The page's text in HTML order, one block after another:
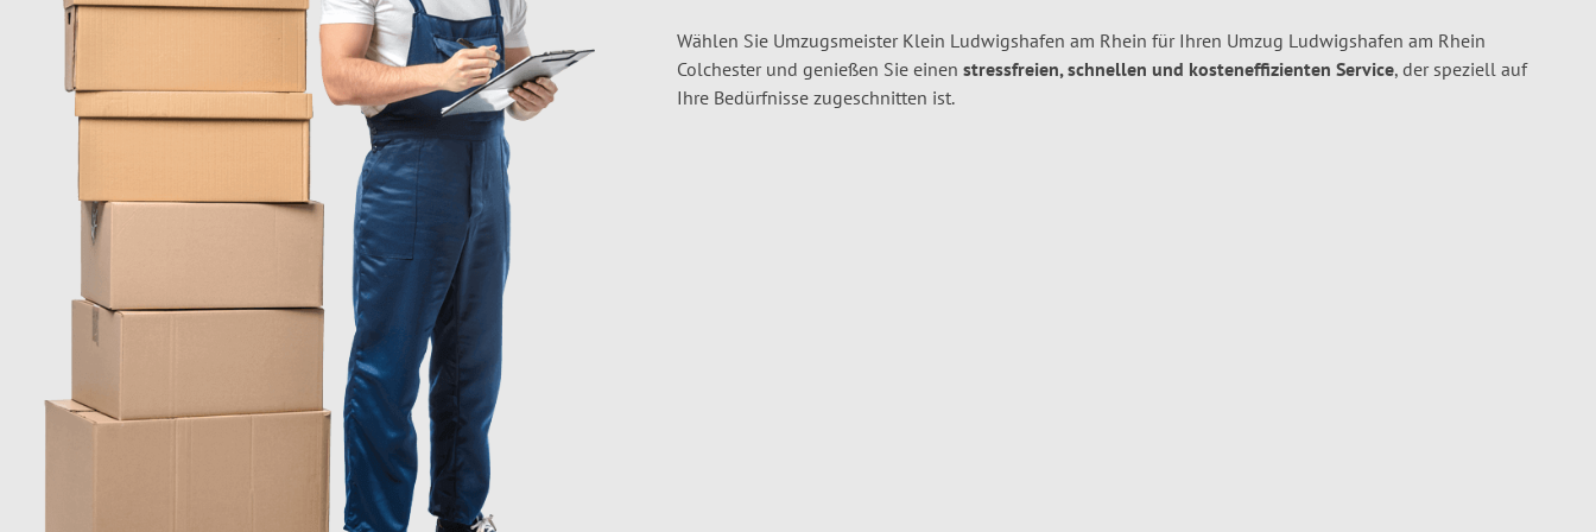
Wählen Sie Umzugsmeister Klein Ludwigshafen am Rhein für Ihren Umzug Ludwigshafen am Rhein
Colchester und genießen Sie einen stressfreien, schnellen und kosteneffizienten Service, der speziell auf
Ihre Bedürfnisse zugeschnitten ist.